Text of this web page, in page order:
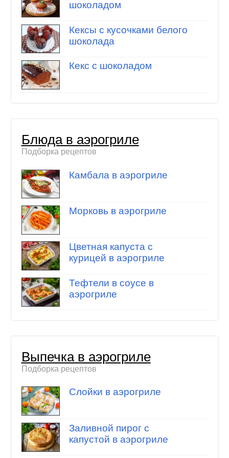
шоколадом
Кексы с кусочками белого
шоколада
Кекс с шоколадом
Блюда в аэрогриле
Подборка рецептов
Камбала в аэрогриле
Морковь в аэрогриле
Цветная капуста с
курицей в аэрогриле
Тефтели в соусе в
аэрогриле
Выпечка в аэрогриле
Подборка рецептов
Слойки в аэрогриле
Заливной пирог с
капустой в аэрогриле